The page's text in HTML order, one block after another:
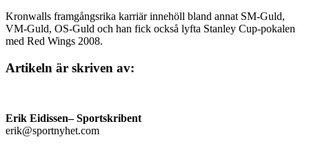
Kronwalls framgångsrika karriär innehöll bland annat SM-Guld,
VM-Guld, OS-Guld och han fick också lyfta Stanley Cup-pokalen
med Red Wings 2008.
Artikeln är skriven av:
Erik Eidissen– Sportskribent
erik@sportnyhet.com